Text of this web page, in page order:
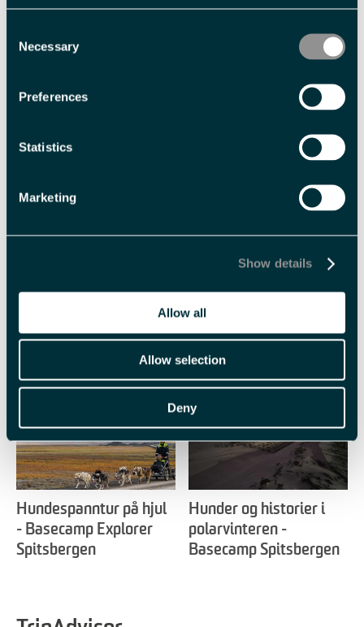
Selection
Necessary
Preferences
Statistics
Marketing
Show details
Allow all
Allow selection
Deny
Beslektet
Hundespanntur på hjul
- Basecamp Explorer
Spitsbergen
Hunder og historier i
polarvinteren -
Basecamp Spitsbergen